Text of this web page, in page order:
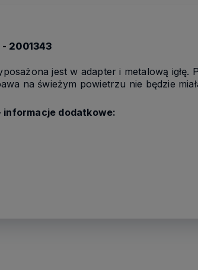
2001343
jest w adapter i metalową igłę.
na świeżym powietrzu nie będzie
informacje dodatkowe: